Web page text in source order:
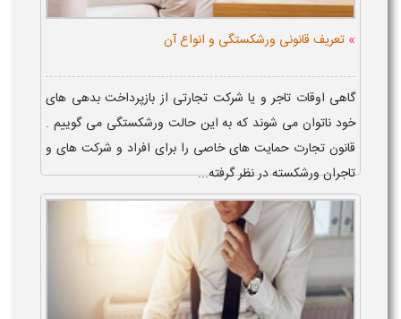
» تعریف قانونی ورشکستگی و انواع آن
گاهی اوقات تاجر و یا شرکت تجارتی از بازپرداخت بدهی های
خود ناتوان می شوند که به این حالت ورشکستگی می گوییم .
قانون تجارت حمایت های خاصی را برای افراد و شرکت های و
تاجران ورشکسته در نظر گرفته...